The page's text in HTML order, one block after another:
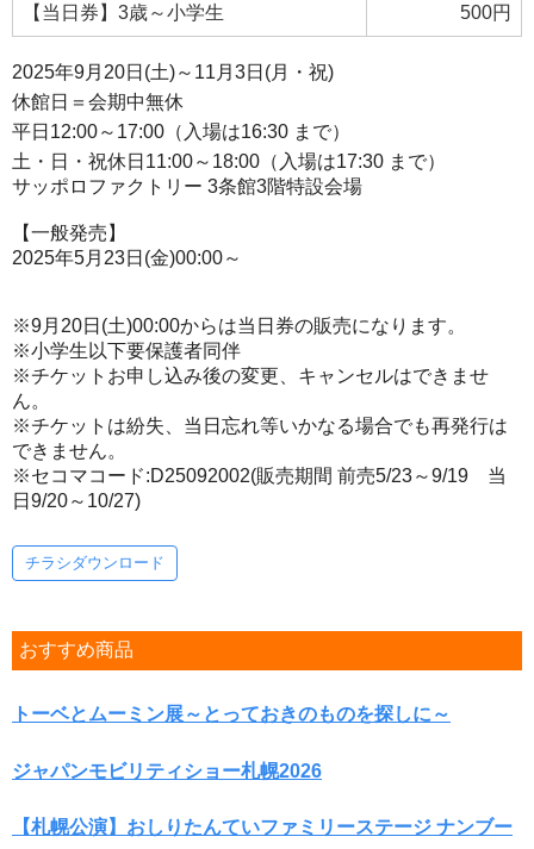
【当日券】3歳～小学生 500円
2025年9月20日(土)～11月3日(月・祝)
休館日＝会期中無休
平日12:00～17:00（入場は16:30 まで）
土・日・祝休日11:00～18:00（入場は17:30 まで）
サッポロファクトリー 3条館3階特設会場
【一般発売】
2025年5月23日(金)00:00～
※9月20日(土)00:00からは当日券の販売になります。
※小学生以下要保護者同伴
※チケットお申し込み後の変更、キャンセルはできませ
ん。
※チケットは紛失、当日忘れ等いかなる場合でも再発行は
できません。
※セコマコード:D25092002(販売期間 前売5/23～9/19 当
日9/20～10/27)
チラシダウンロード
おすすめ商品
トーベとムーミン展～とっておきのものを探しに～
ジャパンモビリティショー札幌2026
【札幌公演】おしりたんていファミリーステージ ナンブー